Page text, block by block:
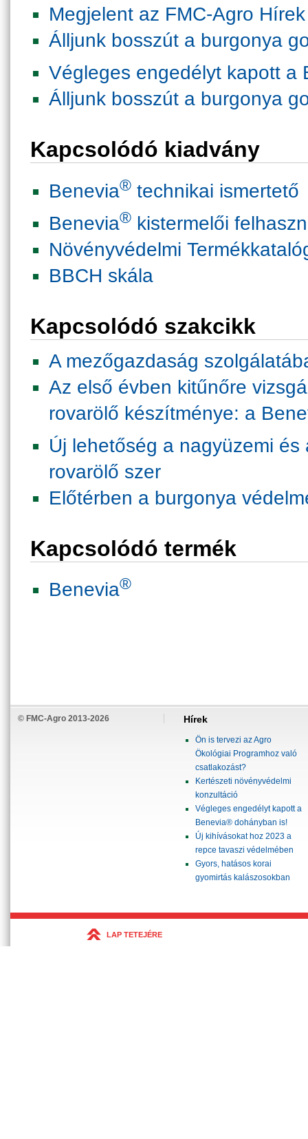
Megjelent az FMC-Agro
Álljunk bosszút a burgonya
Végleges engedélyt kapott a
Álljunk bosszút a burgonya
Kapcsolódó kiadvány
Benevia® technikai ismertető
Benevia® kistermelői
Növényvédelmi
BBCH skála
Kapcsolódó szakcikk
A mezőgazdaság
Az első évben kitűnőre
rovarölő készítménye: a
Új lehetőség a nagyüzemi
rovarölő szer
Előtérben a burgonya
Kapcsolódó termék
Benevia®
© FMC-Agro 2013-2026 Hírek
Ön is tervezi az Agro
Ökológiai Programhoz való
csatlakozást?
Kertészeti növényvédelmi
konzultáció
Végleges engedélyt kapott a
Benevia® dohányban is!
Új kihívásokat hoz 2023 a
repce tavaszi védelmében
Gyors, hatásos korai
gyomirtás kalászosokban
LAP TETEJÉRE